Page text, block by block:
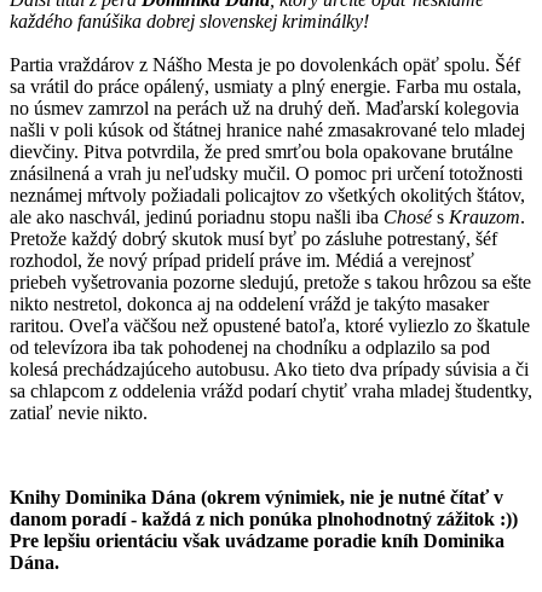
každého fanúšika dobrej slovenskej kriminálky!
Partia vraždárov z Nášho Mesta je po dovolenkách opäť spolu. Šéf
sa vrátil do práce opálený, usmiaty a plný energie. Farba mu ostala,
no úsmev zamrzol na perách už na druhý deň. Maďarskí kolegovia
našli v poli kúsok od štátnej hranice nahé zmasakrované telo mladej
dievčiny. Pitva potvrdila, že pred smrťou bola opakovane brutálne
znásilnená a vrah ju neľudsky mučil. O pomoc pri určení totožnosti
neznámej mŕtvoly požiadali policajtov zo všetkých okolitých štátov,
ale ako naschvál, jedinú poriadnu stopu našli iba Chosés Krauzom.
Pretože každý dobrý skutok musí byť po zásluhe potrestaný, šéf
rozhodol, že nový prípad pridelí práve im. Médiá a verejnosť
priebeh vyšetrovania pozorne sledujú, pretože s takou hrôzou sa ešte
nikto nestretol, dokonca aj na oddelení vrážd je takýto masaker
raritou. Oveľa väčšou než opustené batoľa, ktoré vyliezlo zo škatule
od televízora iba tak pohodenej na chodníku a odplazilo sa pod
kolesá prechádzajúceho autobusu. Ako tieto dva prípady súvisia a či
sa chlapcom z oddelenia vrážd podarí chytiť vraha mladej študentky,
zatiaľ nevie nikto.
Knihy Dominika Dána (okrem výnimiek, nie je nutné čítať v
danom poradí - každá z nich ponúka plnohodnotný zážitok :))
Pre lepšiu orientáciu však uvádzame poradie kníh Dominika
Dána.